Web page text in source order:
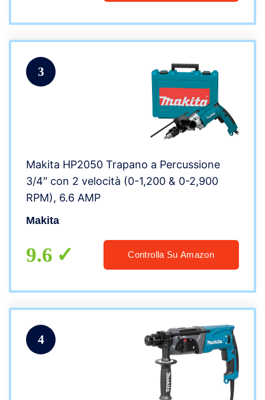
3
Makita HP2050 Trapano a Percussione
3/4″ con 2 velocità (0-1,200 & 0-2,900
RPM), 6.6 AMP
Makita
9.6 Controlla Su Amazon
4